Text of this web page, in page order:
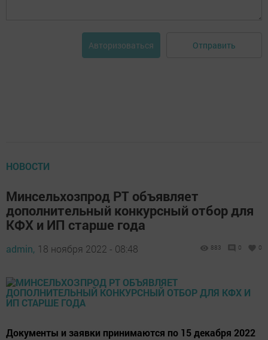
Авторизоваться Отправить
НОВОСТИ
Минсельхозпрод РТ объявляет
дополнительный конкурсный отбор для
КФХ и ИП старше года
admin, 18 ноября 2022 - 08:48 883 0 0
Документы и заявки принимаются по 15 декабря 2022